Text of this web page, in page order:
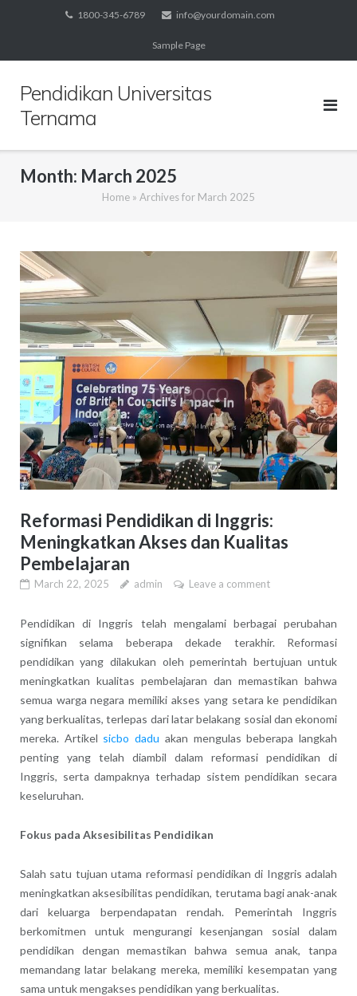
1800-345-6789 info@yourdomain.com
Sample Page
Pendidikan Universitas
Ternama
Month: March 2025
Home » Archives for March 2025
Reformasi Pendidikan di Inggris:
Meningkatkan Akses dan Kualitas
Pembelajaran
March 22, 2025 admin Leave a comment
Pendidikan di Inggris telah mengalami berbagai perubahan
signifikan selama beberapa dekade terakhir. Reformasi
pendidikan yang dilakukan oleh pemerintah bertujuan untuk
meningkatkan kualitas pembelajaran dan memastikan bahwa
semua warga negara memiliki akses yang setara ke pendidikan
yang berkualitas, terlepas dari latar belakang sosial dan ekonomi
mereka. Artikel sicbo dadu akan mengulas beberapa langkah
penting yang telah diambil dalam reformasi pendidikan di
Inggris, serta dampaknya terhadap sistem pendidikan secara
keseluruhan.
Fokus pada Aksesibilitas Pendidikan
Salah satu tujuan utama reformasi pendidikan di Inggris adalah
meningkatkan aksesibilitas pendidikan, terutama bagi anak-anak
dari keluarga berpendapatan rendah. Pemerintah Inggris
berkomitmen untuk mengurangi kesenjangan sosial dalam
pendidikan dengan memastikan bahwa semua anak, tanpa
memandang latar belakang mereka, memiliki kesempatan yang
sama untuk mengakses pendidikan yang berkualitas.